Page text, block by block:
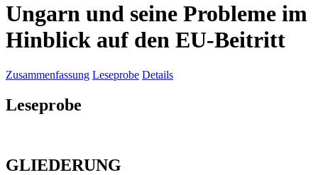
Ungarn und seine Probleme im
Hinblick auf den EU-Beitritt
Zusammenfassung Leseprobe Details
Leseprobe
GLIEDERUNG